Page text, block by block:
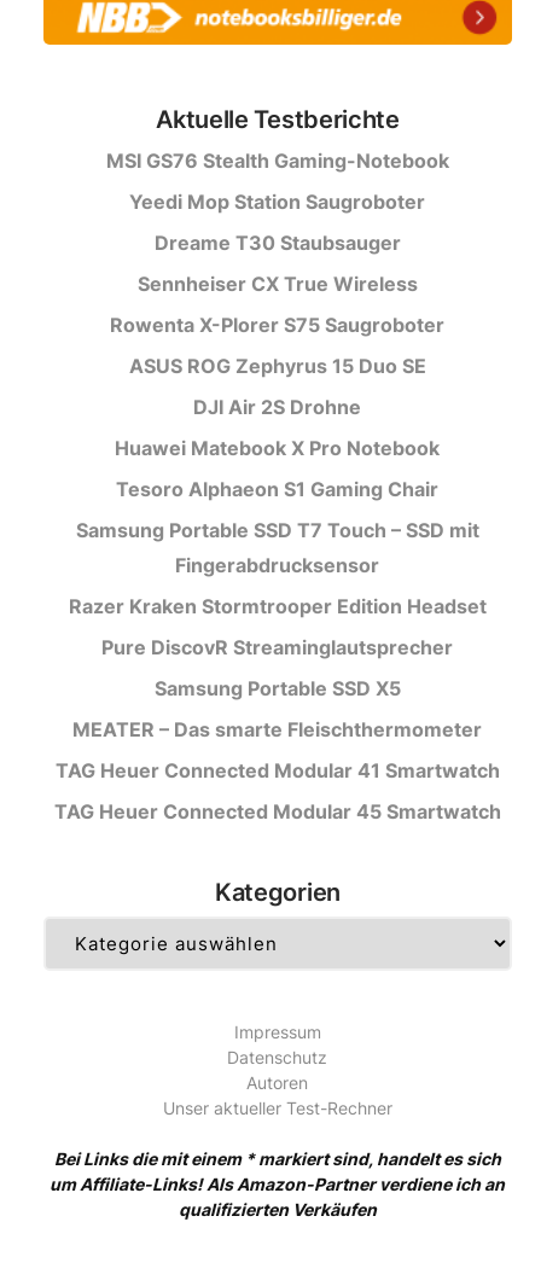
Aktuelle Testberichte
MSI GS76 Stealth Gaming-Notebook
Yeedi Mop Station Saugroboter
Dreame T30 Staubsauger
Sennheiser CX True Wireless
Rowenta X-Plorer S75 Saugroboter
ASUS ROG Zephyrus 15 Duo SE
DJI Air 2S Drohne
Huawei Matebook X Pro Notebook
Tesoro Alphaeon S1 Gaming Chair
Samsung Portable SSD T7 Touch – SSD mit
Fingerabdrucksensor
Razer Kraken Stormtrooper Edition Headset
Pure DiscovR Streaminglautsprecher
Samsung Portable SSD X5
MEATER – Das smarte Fleischthermometer
TAG Heuer Connected Modular 41 Smartwatch
TAG Heuer Connected Modular 45 Smartwatch
Kategorien
Impressum
Datenschutz
Autoren
Unser aktueller Test-Rechner
Bei Links die mit einem * markiert sind, handelt es sich
um Affiliate-Links! Als Amazon-Partner verdiene ich an
qualifizierten Verkäufen